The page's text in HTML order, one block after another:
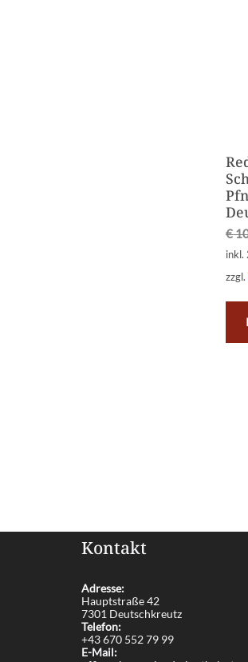
€
inkl.
zzgl.
Kontakt
Adresse:
Hauptstraße 42
7301 Deutschkreutz
Telefon:
+43 670 552 79 99
E-Mail: